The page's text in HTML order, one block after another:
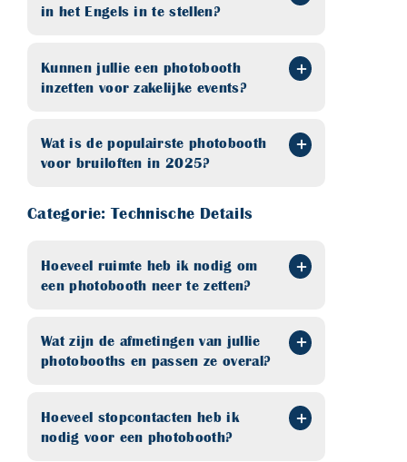
in het Engels in te stellen?
Kunnen jullie een photobooth
inzetten voor zakelijke events?
Wat is de populairste photobooth
voor bruiloften in 2025?
Categorie: Technische Details
Hoeveel ruimte heb ik nodig om
een photobooth neer te zetten?
Wat zijn de afmetingen van jullie
photobooths en passen ze overal?
Hoeveel stopcontacten heb ik
nodig voor een photobooth?